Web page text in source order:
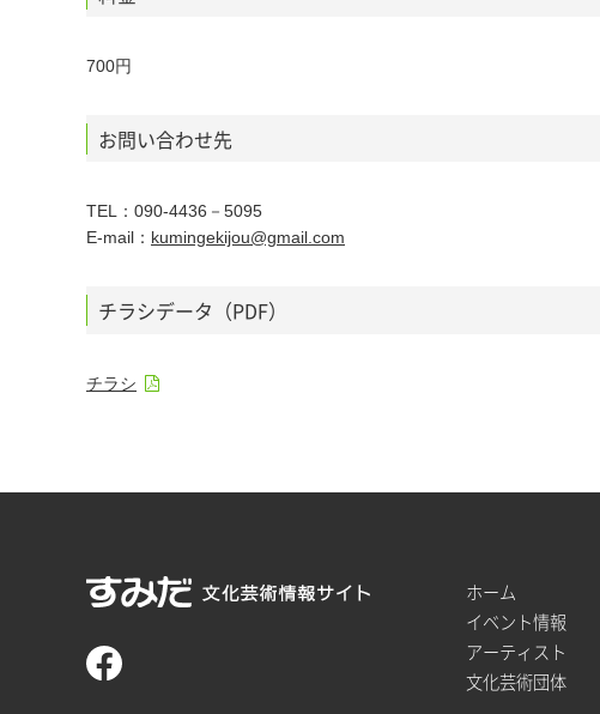
700円
お問い合わせ先
TEL：090-4436－5095
E-mail： kumingekijou@gmail.com
チラシデータ（PDF）
チラシ
ホーム
イベント情報
アーティスト
文化芸術団体